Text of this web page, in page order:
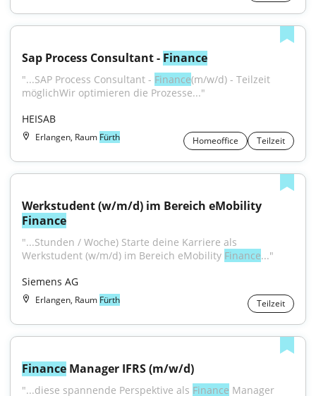
Sap Process Consultant - Finance
"...SAP Process Consultant - Finance(m/w/d) - Teilzeit
möglichWir optimieren die Prozesse..."
HEISAB
Erlangen, Raum Fürth Homeoffice Teilzeit
Finance
"...Stunden / Woche) Starte deine Karriere als
Werkstudent (w/m/d) im Bereich eMobility Finance..."
Siemens AG
Erlangen, Raum Fürth Teilzeit
Finance Manager IFRS (m/w/d)
"...diese spannende Perspektive als Finance Manager